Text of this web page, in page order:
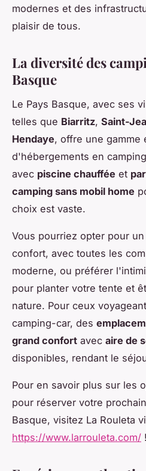
modernes et des
plaisir de tous.
La diversité des
Basque
Le Pays Basque, avec ses
telles que Biarritz, Saint-
Hendaye, offre une gamme
d'hébergements en
avec piscine chauffée et
camping sans mobil home
choix est vaste.
Vous pourriez opter pour un
confort, avec toutes les
moderne, ou préférer
pour planter votre tente et
nature. Pour ceux
camping-car, des
grand confort avec aire de
disponibles, rendant le
Pour en savoir plus sur les
pour réserver votre
Basque, visitez La Rouleta
https://www.larrouleta.com/ !